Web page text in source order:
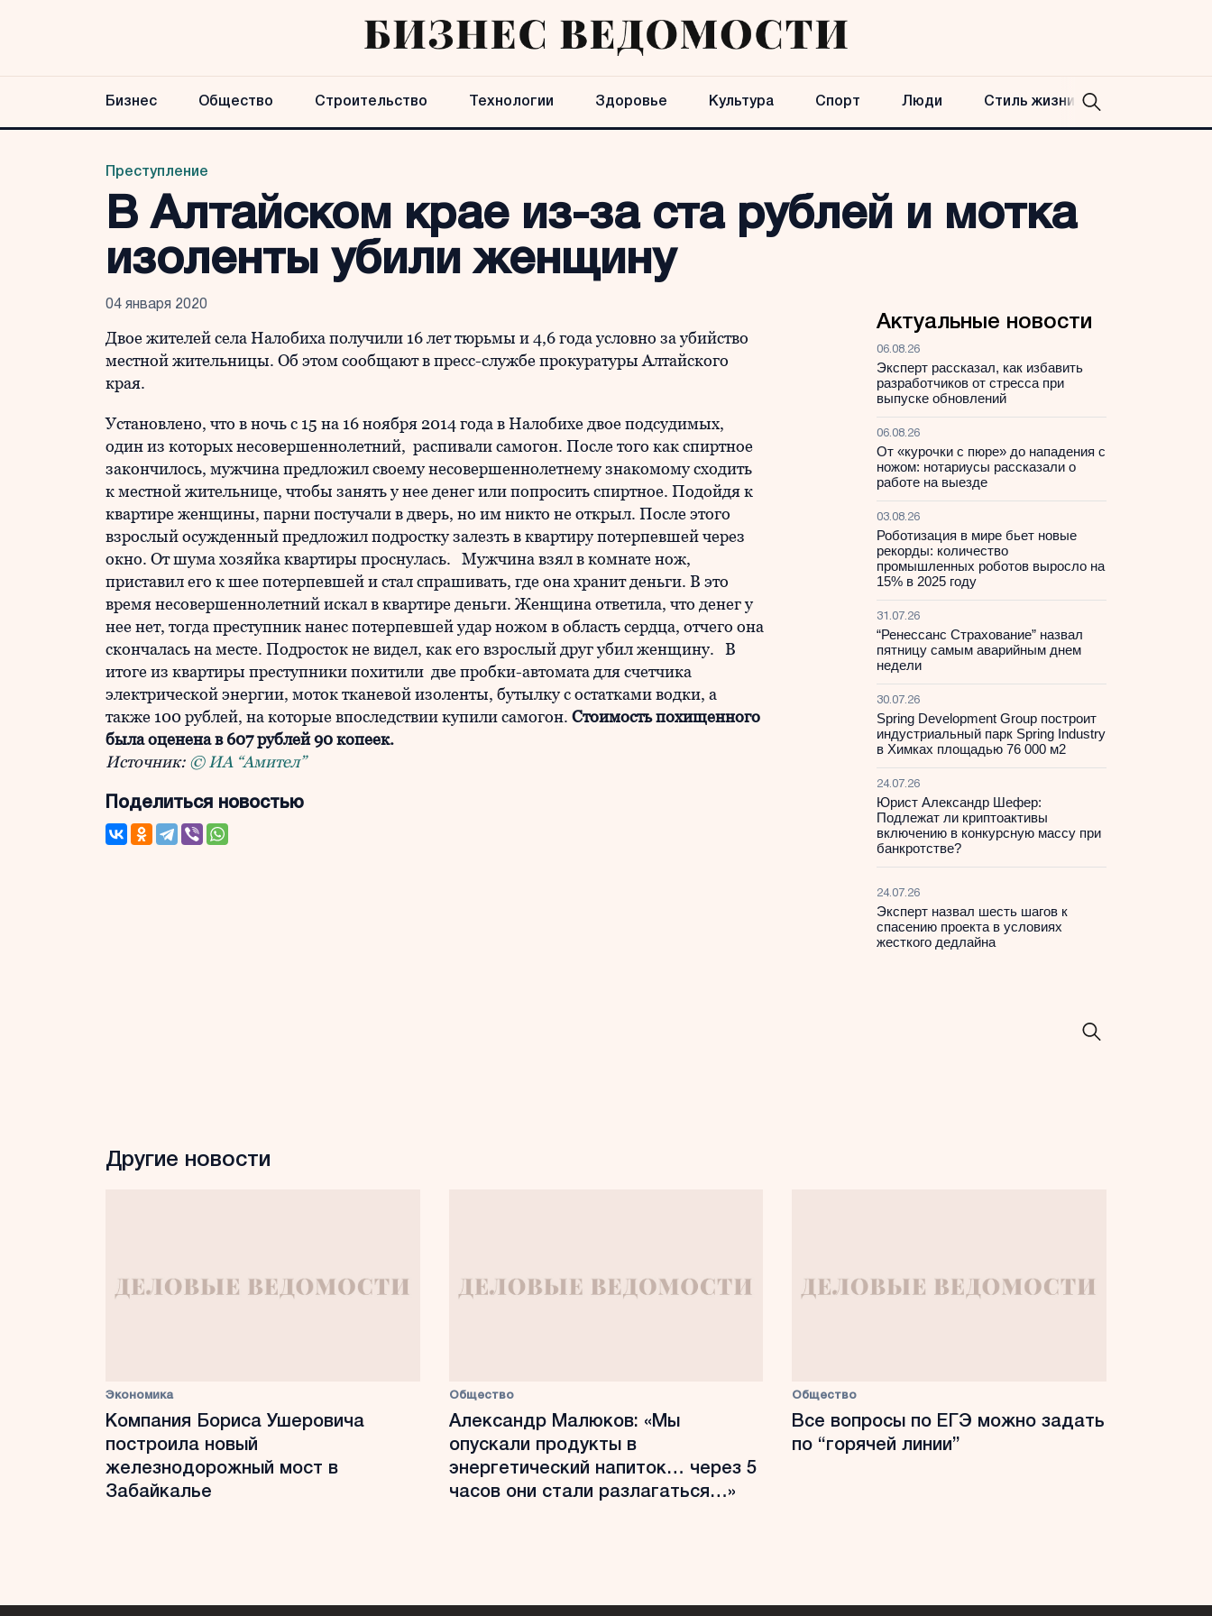
Бизнес Общество Строительство Технологии Здоровье Культура Спорт Люди Стиль жизни
Преступление
В Алтайском крае из-за ста рублей и мотка
изоленты убили женщину
04 января 2020
Двое жителей села Налобиха получили 16 лет тюрьмы и 4,6 года условно за убийство
местной жительницы. Об этом сообщают в пресс-службе прокуратуры Алтайского
края.
Установлено, что в ночь с 15 на 16 ноября 2014 года в Налобихе двое подсудимых,
один из которых несовершеннолетний, распивали самогон. После того как спиртное
закончилось, мужчина предложил своему несовершеннолетнему знакомому сходить
к местной жительнице, чтобы занять у нее денег или попросить спиртное. Подойдя к
квартире женщины, парни постучали в дверь, но им никто не открыл. После этого
взрослый осужденный предложил подростку залезть в квартиру потерпевшей через
окно. От шума хозяйка квартиры проснулась. Мужчина взял в комнате нож,
приставил его к шее потерпевшей и стал спрашивать, где она хранит деньги. В это
время несовершеннолетний искал в квартире деньги. Женщина ответила, что денег у
нее нет, тогда преступник нанес потерпевшей удар ножом в область сердца, отчего она
скончалась на месте. Подросток не видел, как его взрослый друг убил женщину. В
итоге из квартиры преступники похитили две пробки-автомата для счетчика
электрической энергии, моток тканевой изоленты, бутылку с остатками водки, а
также 100 рублей, на которые впоследствии купили самогон. Стоимость похищенного
была оценена в 607 рублей 90 копеек.
Источник: © ИА “Амител”
Поделиться новостью
Актуальные новости
06.08.26
Эксперт рассказал, как избавить
разработчиков от стресса при
выпуске обновлений
06.08.26
От «курочки с пюре» до нападения с
ножом: нотариусы рассказали о
работе на выезде
03.08.26
Роботизация в мире бьет новые
рекорды: количество
промышленных роботов выросло на
15% в 2025 году
31.07.26
“Ренессанс Страхование” назвал
пятницу самым аварийным днем
недели
30.07.26
Spring Development Group построит
индустриальный парк Spring Industry
в Химках площадью 76 000 м2
24.07.26
Юрист Александр Шефер:
Подлежат ли криптоактивы
включению в конкурсную массу при
банкротстве?
24.07.26
Эксперт назвал шесть шагов к
спасению проекта в условиях
жесткого дедлайна
Другие новости
Экономика
Компания Бориса Ушеровича
построила новый
железнодорожный мост в
Забайкалье
Общество
Александр Малюков: «Мы
опускали продукты в
энергетический напиток… через 5
часов они стали разлагаться…»
Общество
Все вопросы по ЕГЭ можно задать
по “горячей линии”